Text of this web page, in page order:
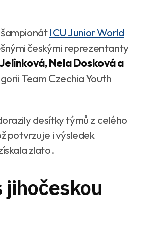
ICU Junior World
českými reprezentanty
Nela Dosková a
Team Czechia Youth
desítky týmů z celého
potvrzuje i výsledek
zlato.
jihočeskou